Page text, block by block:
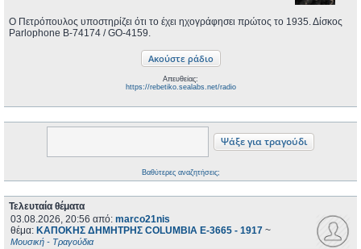
Ο Πετρόπουλος υποστηρίζει ότι το έχει ηχογράφησει πρώτος το 1935. Δίσκος
Parlophone B-74174 / GO-4159.
Απευθείας:
https://rebetiko.sealabs.net/radio
Βαθύτερες αναζητήσεις;
Τελευταία θέματα
03.08.2026, 20:56 από: marco21nis
θέμα: ΚΑΠΟΚΗΣ ΔΗΜΗΤΡΗΣ COLUMBIA E-3665 - 1917 ~
Μουσική - Τραγούδια